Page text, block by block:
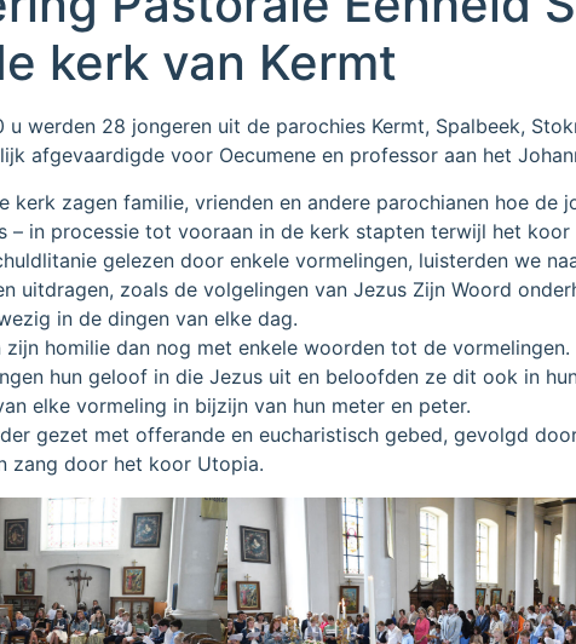
kerk van Kermt
werden 28 jongeren uit de parochies Kermt, Spalbeek,
afgevaardigde voor Oecumene en professor aan het
kerk zagen familie, vrienden en andere parochianen hoe
– in processie tot vooraan in de kerk stapten terwijl het
gelezen door enkele vormelingen, luisterden we
uitdragen, zoals de volgelingen van Jezus Zijn Woord
in de dingen van elke dag.
homilie dan nog met enkele woorden tot de vormelingen.
hun geloof in die Jezus uit en beloofden ze dit ook in
elke vormeling in bijzijn van hun meter en peter.
gezet met offerande en eucharistisch gebed, gevolgd
zang door het koor Utopia.